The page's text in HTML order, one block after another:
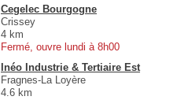
Cegelec Bourgogne
Crissey
4 km
Fermé, ouvre lundi à 8h00
Inéo Industrie & Tertiaire Est
Fragnes-La Loyère
4.6 km